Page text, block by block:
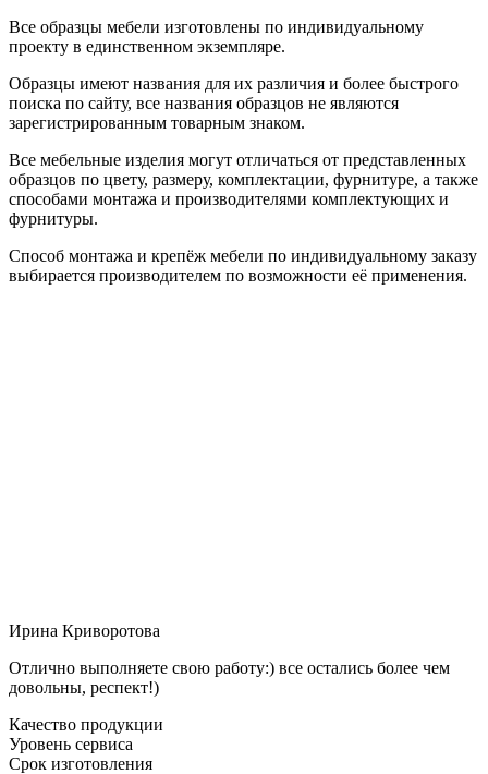
Все образцы мебели изготовлены по индивидуальному
проекту в единственном экземпляре.
Образцы имеют названия для их различия и более быстрого
поиска по сайту, все названия образцов не являются
зарегистрированным товарным знаком.
Все мебельные изделия могут отличаться от представленных
образцов по цвету, размеру, комплектации, фурнитуре, а также
способами монтажа и производителями комплектующих и
фурнитуры.
Способ монтажа и крепёж мебели по индивидуальному заказу
выбирается производителем по возможности её применения.
Ирина Криворотова
Отлично выполняете свою работу:) все остались более чем
довольны, респект!)
Качество продукции
Уровень сервиса
Срок изготовления